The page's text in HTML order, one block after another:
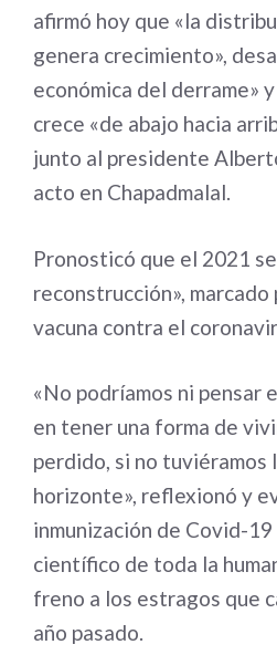
afirmó hoy que «la
genera crecimiento»,
económica del derrame»
crece «de abajo hacia
junto al presidente
acto en Chapadmalal.
Pronosticó que el 2021
reconstrucción»,
vacuna contra el
«No podríamos ni pensar
en tener una forma de
perdido, si no tuviéramos
horizonte», reflexionó y
inmunización de Covid-19
científico de toda la
freno a los estragos que
año pasado.